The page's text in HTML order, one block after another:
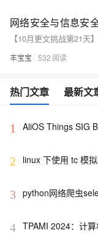
网络安全与信息安
丰宝宝 532
热门文章 最新文
1 AliOS Things SIG
2 linux 下使用 tc 模
3 python网络爬虫
4 TPAMI 2024：计